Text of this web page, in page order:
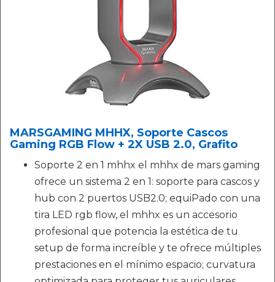
MARSGAMING MHHX, Soporte Cascos
Gaming RGB Flow + 2X USB 2.0, Grafito
Soporte 2 en 1 mhhx el mhhx de mars gaming
ofrece un sistema 2 en 1: soporte para cascos y
hub con 2 puertos USB2.0; equiPado con una
tira LED rgb flow, el mhhx es un accesorio
profesional que potencia la estética de tu
setup de forma increíble y te ofrece múltiples
prestaciones en el mínimo espacio; curvatura